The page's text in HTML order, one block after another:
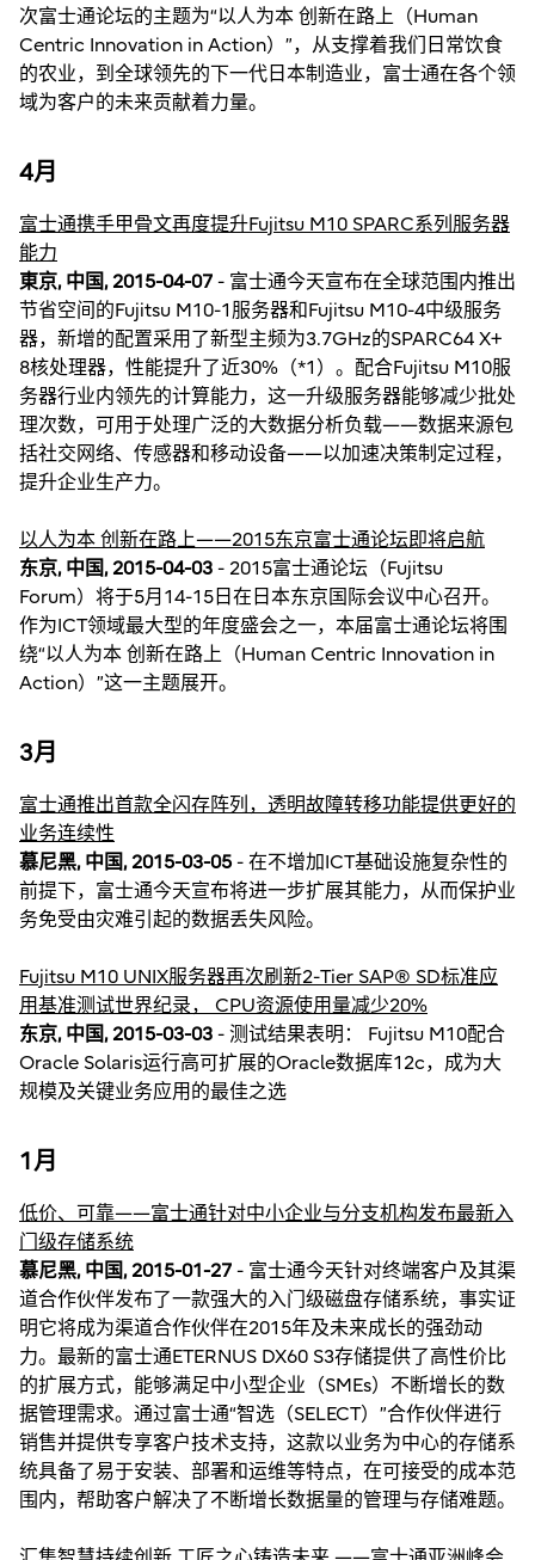
次富士通论坛的主题为“以人为本 创新在路上（Human
Centric Innovation in Action）”，从支撑着我们日常饮食
的农业，到全球领先的下一代日本制造业，富士通在各个领
域为客户的未来贡献着力量。
4月
富士通携手甲骨文再度提升Fujitsu M10 SPARC系列服务器
能力
東京, 中国, 2015-04-07 - 富士通今天宣布在全球范围内推出
节省空间的Fujitsu M10-1服务器和Fujitsu M10-4中级服务
器，新增的配置采用了新型主频为3.7GHz的SPARC64 X+
8核处理器，性能提升了近30%（*1）。配合Fujitsu M10服
务器行业内领先的计算能力，这一升级服务器能够减少批处
理次数，可用于处理广泛的大数据分析负载——数据来源包
括社交网络、传感器和移动设备——以加速决策制定过程，
提升企业生产力。
以人为本 创新在路上——2015东京富士通论坛即将启航
东京, 中国, 2015-04-03 - 2015富士通论坛（Fujitsu
Forum）将于5月14-15日在日本东京国际会议中心召开。
作为ICT领域最大型的年度盛会之一，本届富士通论坛将围
绕“以人为本 创新在路上（Human Centric Innovation in
Action）”这一主题展开。
3月
富士通推出首款全闪存阵列，透明故障转移功能提供更好的
业务连续性
慕尼黑, 中国, 2015-03-05 - 在不增加ICT基础设施复杂性的
前提下，富士通今天宣布将进一步扩展其能力，从而保护业
务免受由灾难引起的数据丢失风险。
Fujitsu M10 UNIX服务器再次刷新2-Tier SAP® SD标准应
用基准测试世界纪录， CPU资源使用量减少20%
东京, 中国, 2015-03-03 - 测试结果表明： Fujitsu M10配合
Oracle Solaris运行高可扩展的Oracle数据库12c，成为大
规模及关键业务应用的最佳之选
1月
低价、可靠——富士通针对中小企业与分支机构发布最新入
门级存储系统
慕尼黑, 中国, 2015-01-27 - 富士通今天针对终端客户及其渠
道合作伙伴发布了一款强大的入门级磁盘存储系统，事实证
明它将成为渠道合作伙伴在2015年及未来成长的强劲动
力。最新的富士通ETERNUS DX60 S3存储提供了高性价比
的扩展方式，能够满足中小型企业（SMEs）不断增长的数
据管理需求。通过富士通“智选（SELECT）”合作伙伴进行
销售并提供专享客户技术支持，这款以业务为中心的存储系
统具备了易于安装、部署和运维等特点，在可接受的成本范
围内，帮助客户解决了不断增长数据量的管理与存储难题。